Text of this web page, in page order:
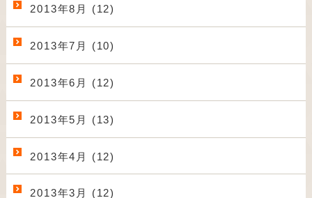
2013年8月 (12)
2013年7月 (10)
2013年6月 (12)
2013年5月 (13)
2013年4月 (12)
2013年3月 (12)